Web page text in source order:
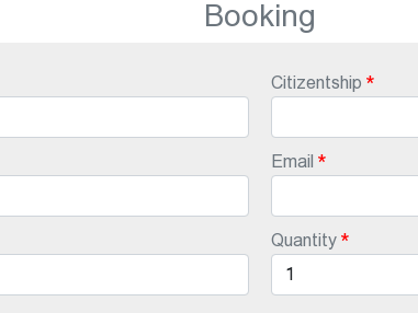
Booking
Citizentship
Email
Quantity